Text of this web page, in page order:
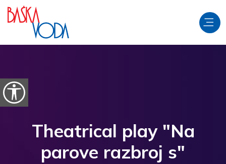
Przejdź do treści
Otwórz opcje ułatwień dostępu
Theatrical play "Na
parove razbroj s"